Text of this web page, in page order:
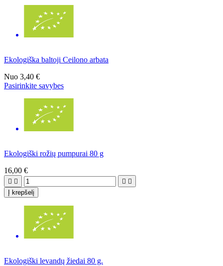
Ekologiška baltoji Ceilono arbata
Nuo 3,40 €
Pasirinkite savybes
Ekologiški rožių pumpurai 80 g
16,00 €
   
Į krepšelį
Ekologiški levandų žiedai 80 g.